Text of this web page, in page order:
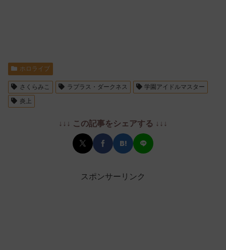
ホロライブ
さくらみこ ラプラス・ダークネス
学園アイドルマスター
炎上
↓↓↓ この記事をシェアする ↓↓↓
スポンサーリンク